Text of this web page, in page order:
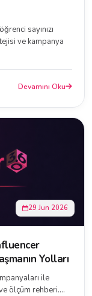
sayınızı
ve kampanya
Devamını Oku
29 Jun 2026
Yolları
ile
ölçüm rehberi....